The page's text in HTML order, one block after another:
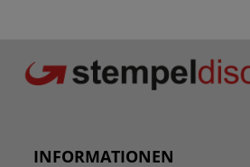
INFORMATIONEN